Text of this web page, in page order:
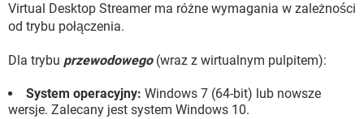
Virtual Desktop Streamer ma różne wymagania w zależności
od trybu połączenia.
Dla trybu przewodowego(wraz z wirtualnym pulpitem):
System operacyjny: Windows 7 (64-bit) lub nowsze
wersje. Zalecany jest system Windows 10.